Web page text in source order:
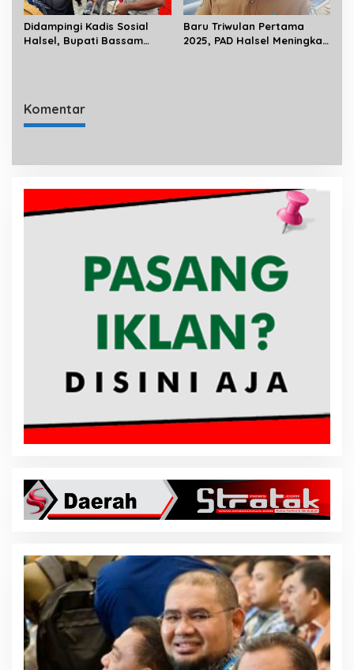
Didampingi Kadis Sosial
Halsel, Bupati Bassam
Baru Triwulan Pertama
2025, PAD Halsel Meningkat
Komentar